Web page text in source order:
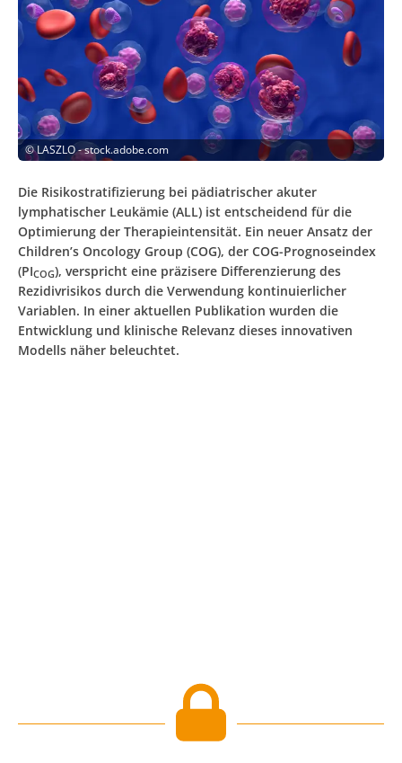
©LASZLO - stock.adobe.com
Die Risikostratifizierung bei pädiatrischer akuter
lymphatischer Leukämie (ALL) ist entscheidend für die
Optimierung der Therapieintensität. Ein neuer Ansatz der
Children’s Oncology Group (COG), der COG-Prognoseindex
(PICOG), verspricht eine präzisere Differenzierung des
Rezidivrisikos durch die Verwendung kontinuierlicher
Variablen. In einer aktuellen Publikation wurden die
Entwicklung und klinische Relevanz dieses innovativen
Modells näher beleuchtet.